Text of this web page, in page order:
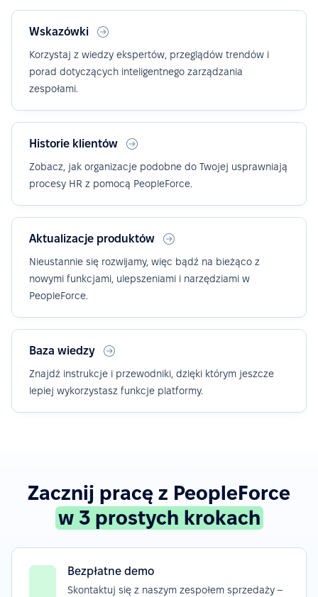
Wskazówki
Korzystaj z wiedzy ekspertów, przeglądów trendów i
porad dotyczących inteligentnego zarządzania
zespołami.
Historie klientów
Zobacz, jak organizacje podobne do Twojej usprawniają
procesy HR z pomocą PeopleForce.
Aktualizacje produktów
Nieustannie się rozwijamy, więc bądź na bieżąco z
nowymi funkcjami, ulepszeniami i narzędziami w
PeopleForce.
Baza wiedzy
Znajdź instrukcje i przewodniki, dzięki którym jeszcze
lepiej wykorzystasz funkcje platformy.
Zacznij pracę z PeopleForce
w 3 prostych krokach
Bezpłatne demo
Skontaktuj się z naszym zespołem sprzedaży –